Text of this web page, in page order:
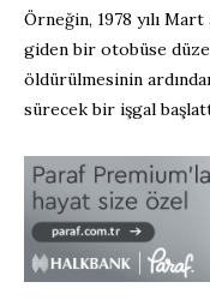
Örneğin, 1978 yılı
giden bir otobüse
öldürülmesinin
sürecek bir işgal